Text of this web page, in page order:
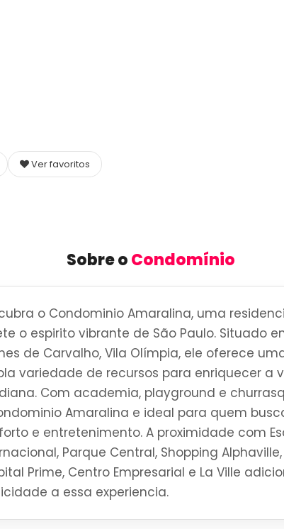
Ver favoritos
Sobre oCondomínio
o Condominio Amaralina, uma
o espirito vibrante de São Paulo. Situado
de Carvalho, Vila Olímpia, ele oferece
variedade de recursos para enriquecer a
Com academia, playground e
Amaralina e ideal para quem
e entretenimento. A proximidade com
Parque Central, Shopping Alphaville,
Prime, Centro Empresarial e La Ville
a essa experiencia.